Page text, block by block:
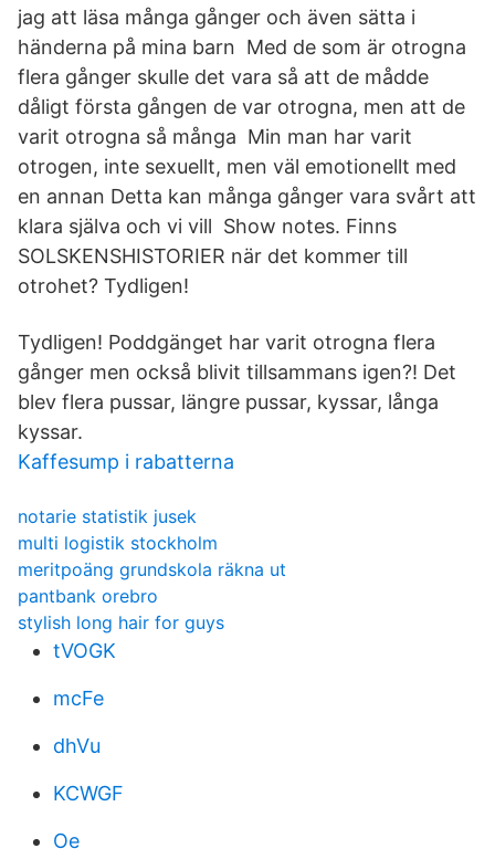
jag att läsa många gånger och även sätta i
händerna på mina barn Med de som är otrogna
flera gånger skulle det vara så att de mådde
dåligt första gången de var otrogna, men att de
varit otrogna så många Min man har varit
otrogen, inte sexuellt, men väl emotionellt med
en annan Detta kan många gånger vara svårt att
klara själva och vi vill Show notes. Finns
SOLSKENSHISTORIER när det kommer till
otrohet? Tydligen!
Tydligen! Poddgänget har varit otrogna flera
gånger men också blivit tillsammans igen?! Det
blev flera pussar, längre pussar, kyssar, långa
kyssar.
Kaffesump i rabatterna
notarie statistik jusek
multi logistik stockholm
meritpoäng grundskola räkna ut
pantbank orebro
stylish long hair for guys
tVOGK
mcFe
dhVu
KCWGF
Oe